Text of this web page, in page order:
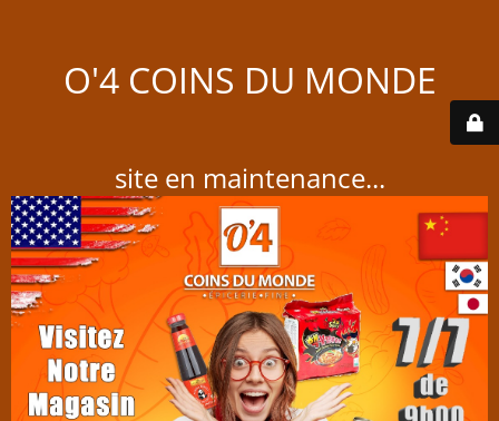
O'4 COINS DU MONDE
site en maintenance...